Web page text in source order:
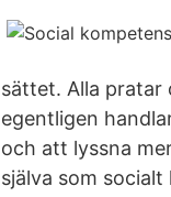
sättet. Alla pratar
egentligen
och att lyssna
själva som